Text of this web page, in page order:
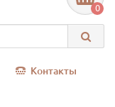
0
Контакты